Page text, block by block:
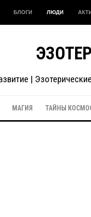
БЛОГИ ЛЮДИ
|
МАГИЯ ТАЙНЫ